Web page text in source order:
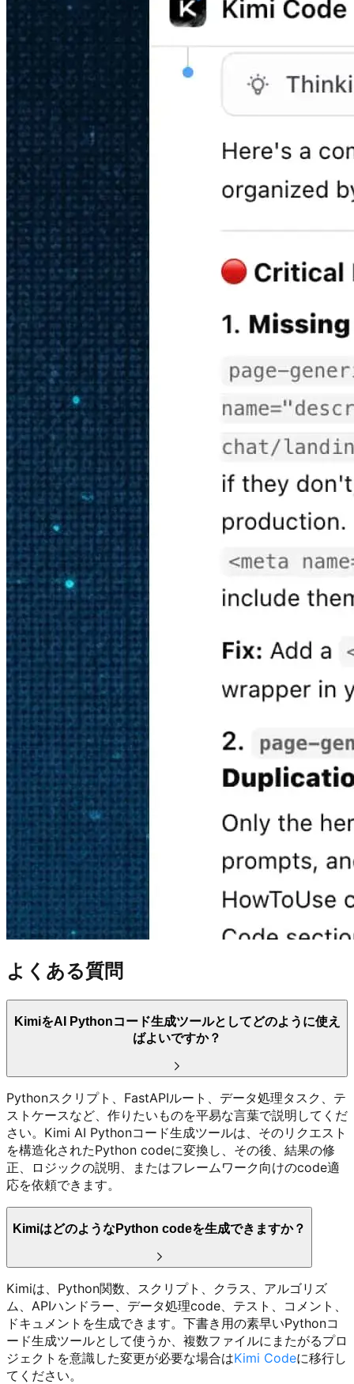
よくある質問
KimiをAI Pythonコード生成ツールとしてどのように使え
ばよいですか？
Pythonスクリプト、FastAPIルート、データ処理タスク、テ
ストケースなど、作りたいものを平易な言葉で説明してくだ
さい。Kimi AI Pythonコード生成ツールは、そのリクエスト
を構造化されたPython codeに変換し、その後、結果の修
正、ロジックの説明、またはフレームワーク向けのcode適
応を依頼できます。
KimiはどのようなPython codeを生成できますか？
Kimiは、Python関数、スクリプト、クラス、アルゴリズ
ム、APIハンドラー、データ処理code、テスト、コメント、
ドキュメントを生成できます。下書き用の素早いPythonコ
ード生成ツールとして使うか、複数ファイルにまたがるプロ
ジェクトを意識した変更が必要な場合はKimi Codeに移行し
てください。